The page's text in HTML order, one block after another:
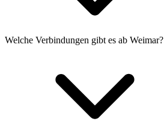
Welche Verbindungen gibt es ab Weimar?